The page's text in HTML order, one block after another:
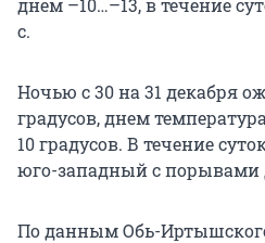
с.
Ночью с 30 на 31 декабря
градусов, днем
10 градусов. В течение
юго-западный с порывами
По данным Обь-